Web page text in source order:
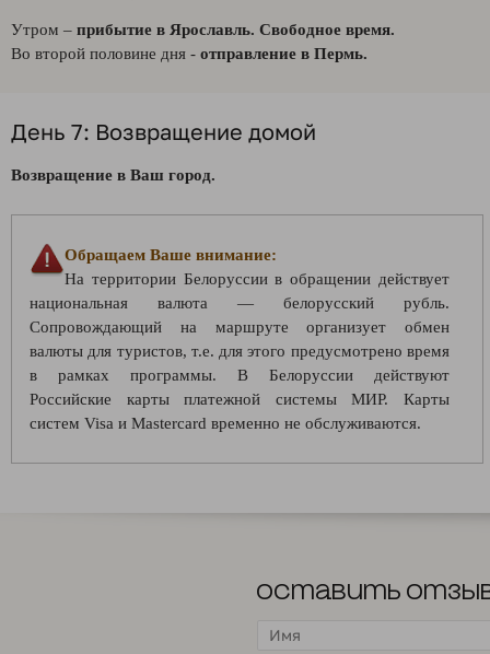
Утром – прибытие в Ярославль. Свободное время.
Во второй половине дня - отправление в Пермь.
День 7: Возвращение домой
Возвращение в Ваш город.
Обращаем Ваше внимание:
На территории Белоруссии в обращении действует
национальная валюта — белорусский рубль.
Сопровождающий на маршруте организует обмен
валюты для туристов, т.е. для этого предусмотрено время
в рамках программы. В Белоруссии действуют
Российские карты платежной системы МИР. Карты
систем Visa и Mastercard временно не обслуживаются.
Оставить